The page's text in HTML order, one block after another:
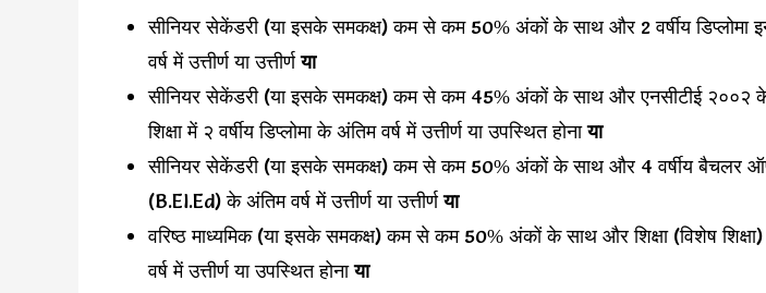
सीनियर सेकेंडरी (या इसके समकक्ष) कम से कम 50% अंकों के साथ और 2 वर्षीय डिप्लोमा
वर्ष में उत्तीर्ण या उत्तीर्णया
सीनियर सेकेंडरी (या इसके समकक्ष) कम से कम 45% अंकों के साथ और एनसीटीई २००२ के
शिक्षा में २ वर्षीय डिप्लोमा के अंतिम वर्ष में उत्तीर्ण या उपस्थित होनाया
सीनियर सेकेंडरी (या इसके समकक्ष) कम से कम 50% अंकों के साथ और 4 वर्षीय बैचलर
(B.El.Ed) के अंतिम वर्ष में उत्तीर्ण या उत्तीर्णया
वरिष्ठ माध्यमिक (या इसके समकक्ष) कम से कम 50% अंकों के साथ और शिक्षा (विशेष शिक्षा)
वर्ष में उत्तीर्ण या उपस्थित होनाया